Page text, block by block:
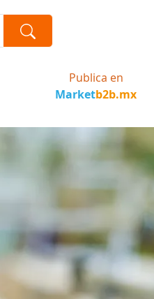
Publica en
Marketb2b.mx